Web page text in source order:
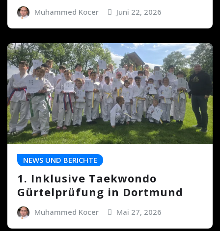
Muhammed Kocer Juni 22, 2026
NEWS UND BERICHTE
1. Inklusive Taekwondo
Gürtelprüfung in Dortmund
Muhammed Kocer Mai 27, 2026